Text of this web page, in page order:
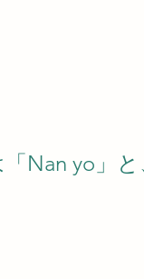
Nan yo」